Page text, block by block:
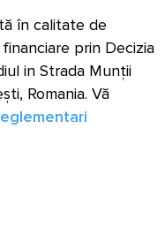
în calitate de
prin Decizia
in Strada Munții
Romania. Vă